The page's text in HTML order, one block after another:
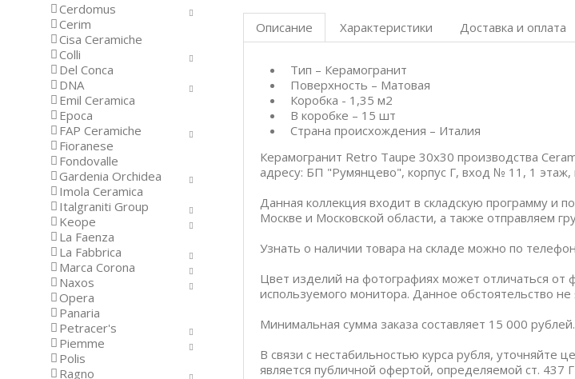
Описание Характеристики Доставка и оплата
Тип – Керамогранит
Поверхность – Матовая
Коробка - 1,35 м2
В коробке – 15 шт
Страна происхождения – Италия
Керамогранит Retro Taupe 30x30 производства
адресу: БП "Румянцево", корпус Г, вход № 11, 1
Данная коллекция входит в складскую программу и
Москве и Московской области, а также отправляем
Узнать о наличии товара на складе можно по
Цвет изделий на фотографиях может отличаться от
используемого монитора. Данное обстоятельство
Минимальная сумма заказа составляет 15 000 рублей.
В связи с нестабильностью курса рубля,
является публичной офертой, определяемой ст. 437
Cerdomus
Cerim
Cisa Ceramiche
Colli
Del Conca
DNA
Emil Ceramica
Epoca
FAP Ceramiche
Fioranese
Fondovalle
Gardenia Orchidea
Imola Ceramica
Italgraniti Group
Keope
La Faenza
La Fabbrica
Marca Corona
Naxos
Opera
Panaria
Petracer's
Piemme
Polis
Ragno